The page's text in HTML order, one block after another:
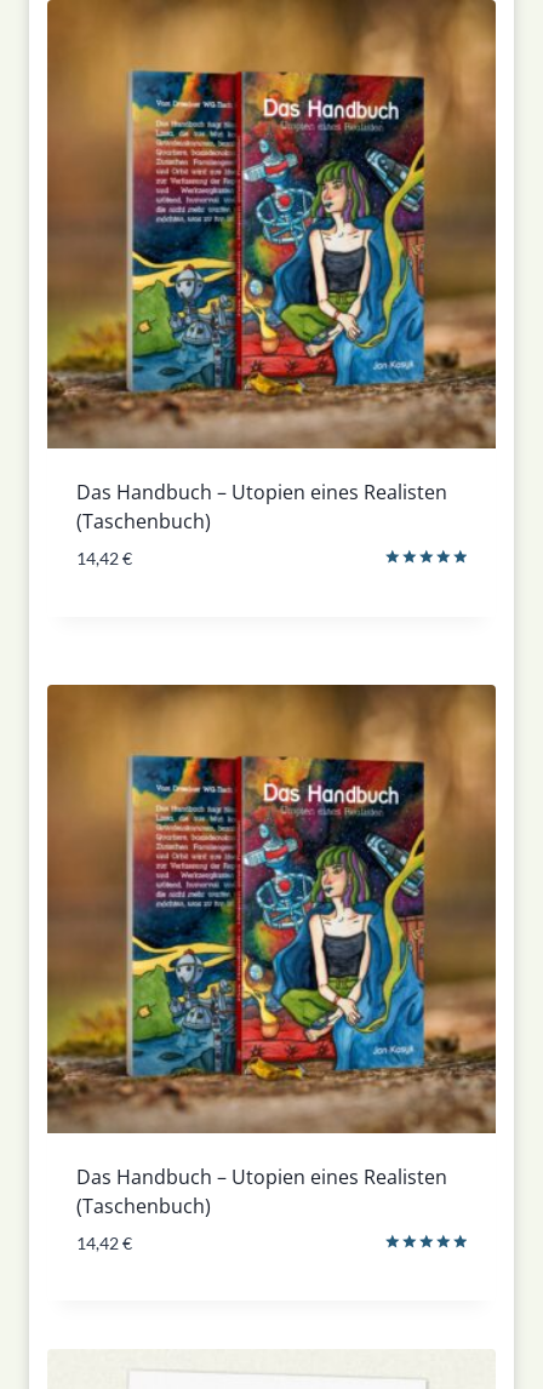
Das Handbuch – Utopien eines Realisten
(Taschenbuch)
14,42€
Das Handbuch – Utopien eines Realisten
(Taschenbuch)
14,42€